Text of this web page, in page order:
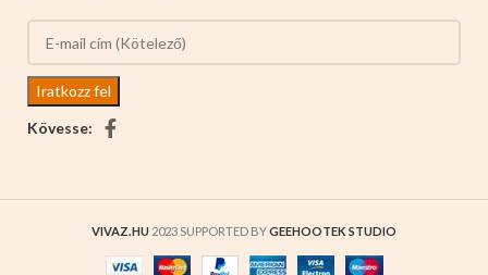
Kövesse:
VIVAZ.HU 2023 SUPPORTED BYGEEHOOTEK STUDIO